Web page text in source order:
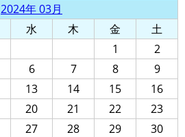
2024年 03月
水 木 金
土
1
2
6 7 8
9
13 14 15
16
20 21 22
23
27 28 29
30